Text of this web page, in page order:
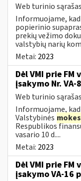
Web turinio sąrašas
Informuojame, kad
popierinio
prekių vežimo
valstybių narių
Metai: 2023
Dėl VMI prie
įsakymo Nr. VA-8
Web turinio sąrašas
Informuojame, kad
Valstybinės
Respublikos
vasario 10 d....
Metai: 2023
Dėl VMI prie
įsakymo VA-16